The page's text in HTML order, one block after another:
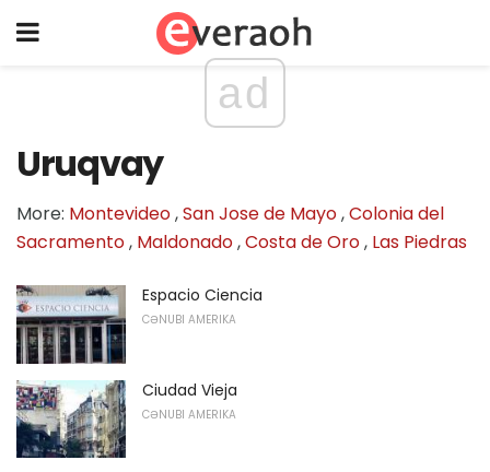
ad
Uruqvay
More: Montevideo,San Jose de Mayo,Colonia del
Sacramento, Maldonado,Costa de Oro, Las Piedras
Espacio Ciencia
CƏNUBI AMERIKA
Ciudad Vieja
CƏNUBI AMERIKA